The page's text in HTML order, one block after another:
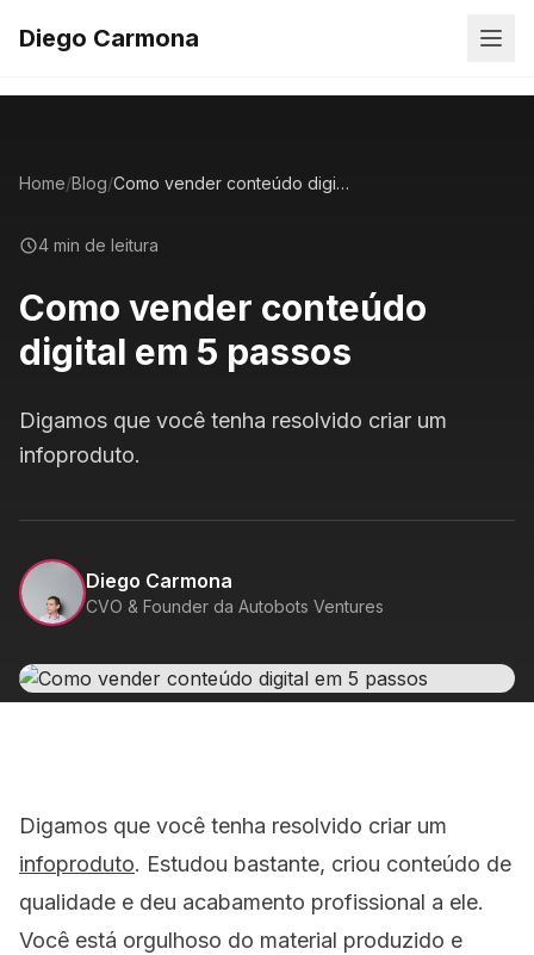
Diego Carmona
Home/Blog/ Como vender conteúdo digital em 5 passos
4 min de leitura
Como vender conteúdo
digital em 5 passos
Digamos que você tenha resolvido criar um
infoproduto.
Diego Carmona
CVO & Founder da Autobots Ventures
Digamos que você tenha resolvido criar um
infoproduto. Estudou bastante, criou conteúdo de
qualidade e deu acabamento profissional a ele.
Você está orgulhoso do material produzido e